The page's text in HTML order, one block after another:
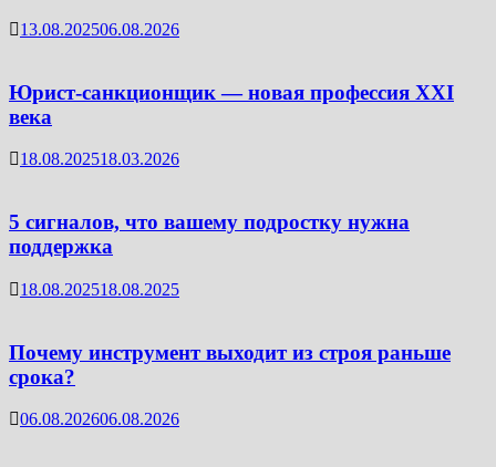
13.08.202506.08.2026
Юрист-санкционщик — новая профессия XXI
века
18.08.202518.03.2026
5 сигналов, что вашему подростку нужна
поддержка
18.08.202518.08.2025
Почему инструмент выходит из строя раньше
срока?
06.08.202606.08.2026